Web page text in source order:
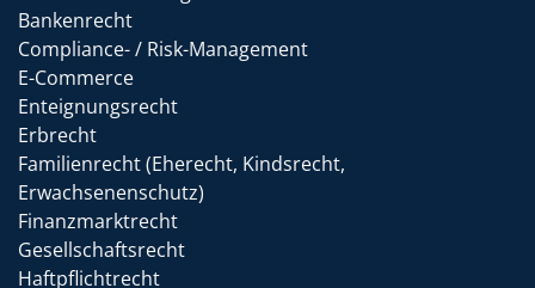
Bankenrecht
Compliance- / Risk-Management
E-Commerce
Enteignungsrecht
Erbrecht
Familienrecht (Eherecht, Kindsrecht,
Erwachsenenschutz)
Finanzmarktrecht
Gesellschaftsrecht
Haftpflichtrecht